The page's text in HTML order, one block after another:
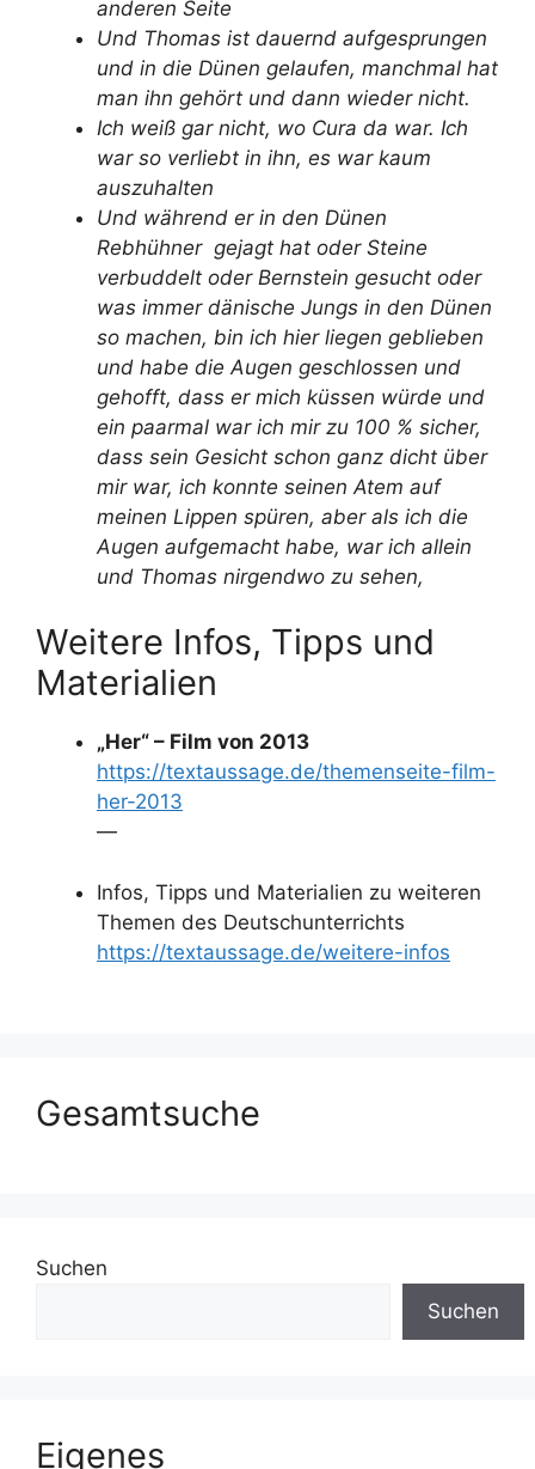
anderen Seite
Und Thomas ist dauernd aufgesprungen
und in die Dünen gelaufen, manchmal hat
man ihn gehört und dann wieder nicht.
Ich weiß gar nicht, wo Cura da war. Ich
war so verliebt in ihn, es war kaum
auszuhalten
Und während er in den Dünen
Rebhühner gejagt hat oder Steine
verbuddelt oder Bernstein gesucht oder
was immer dänische Jungs in den Dünen
so machen, bin ich hier liegen geblieben
und habe die Augen geschlossen und
gehofft, dass er mich küssen würde und
ein paarmal war ich mir zu 100 % sicher,
dass sein Gesicht schon ganz dicht über
mir war, ich konnte seinen Atem auf
meinen Lippen spüren, aber als ich die
Augen aufgemacht habe, war ich allein
und Thomas nirgendwo zu sehen,
Weitere Infos, Tipps und
Materialien
„Her“ – Film von 2013
https://textaussage.de/themenseite-film-
her-2013
—
Infos, Tipps und Materialien zu weiteren
Themen des Deutschunterrichts
https://textaussage.de/weitere-infos
Gesamtsuche
Suchen
Suchen
Eigenes